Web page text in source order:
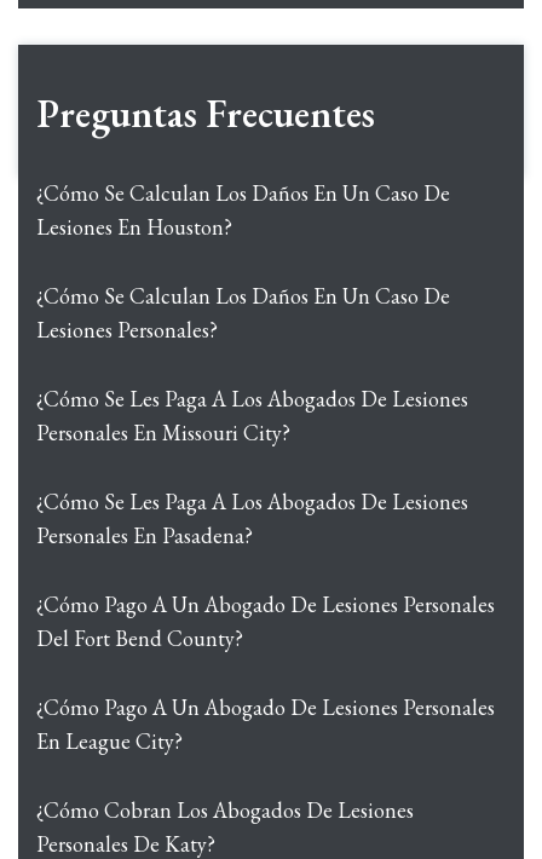
Preguntas Frecuentes
¿Cómo Se Calculan Los Daños En Un Caso De
Lesiones En Houston?
¿Cómo Se Calculan Los Daños En Un Caso De
Lesiones Personales?
¿Cómo Se Les Paga A Los Abogados De Lesiones
Personales En Missouri City?
¿Cómo Se Les Paga A Los Abogados De Lesiones
Personales En Pasadena?
¿Cómo Pago A Un Abogado De Lesiones Personales
Del Fort Bend County?
¿Cómo Pago A Un Abogado De Lesiones Personales
En League City?
¿Cómo Cobran Los Abogados De Lesiones
Personales De Katy?